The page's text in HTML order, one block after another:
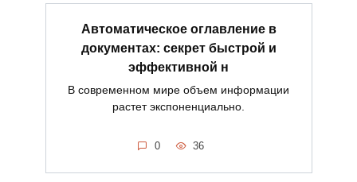
Автоматическое оглавление в
документах: секрет быстрой и
эффективной н
В современном мире объем информации
растет экспоненциально.
0 36